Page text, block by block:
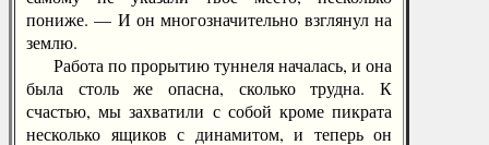
пониже. — И он многозначительно взглянул на
землю.
Работа по прорытию туннеля началась, и она
была столь же опасна, сколько трудна. К
счастью, мы захватили с собой кроме пикрата
несколько ящиков с динамитом, и теперь он